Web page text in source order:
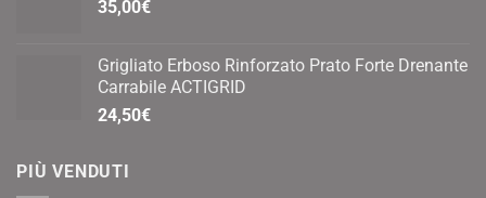
35,00€
Grigliato Erboso Rinforzato Prato Forte Drenante
Carrabile ACTIGRID
24,50€
PIÙ VENDUTI